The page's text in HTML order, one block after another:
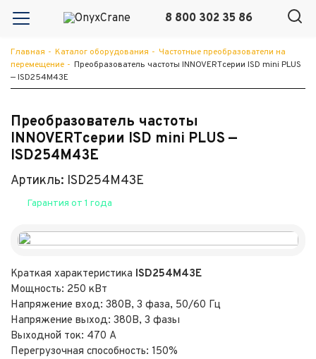
8 800 302 35 86
Главная - Каталог оборудования - Частотные преобразователи на
перемещение - Преобразователь частоты INNOVERTсерии ISD mini PLUS
— ISD254M43E
Преобразователь частоты
INNOVERTсерии ISD mini PLUS —
ISD254M43E
Артикль: ISD254M43E
Гарантия от 1 года
Краткая характеристика ISD254M43E
Мощность: 250 кВт
Напряжение вход: 380В, 3 фаза, 50/60 Гц
Напряжение выход: 380В, 3 фазы
Выходной ток: 470 А
Перегрузочная способность: 150%